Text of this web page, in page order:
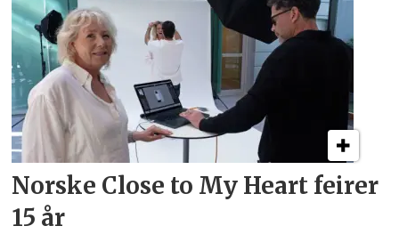
Norske Close to My Heart feirer
15 år